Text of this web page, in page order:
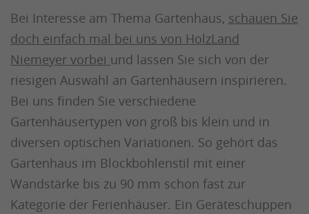
Bei Interesse am Thema Gartenhaus, schauen Sie
doch einfach mal bei uns von HolzLand
Niemeyer vorbei und lassen Sie sich von der
riesigen Auswahl an Gartenhäusern inspirieren.
Bei uns finden Sie verschiedene
Gartenhäusertypen von groß bis klein und in
diversen optischen Variationen. So gehört das
Gartenhaus im Blockbohlenstil mit einer
Wandstärke bis zu 90 mm schon fast zur
Kategorie der Ferienhäuser. Ein Geräteschuppen